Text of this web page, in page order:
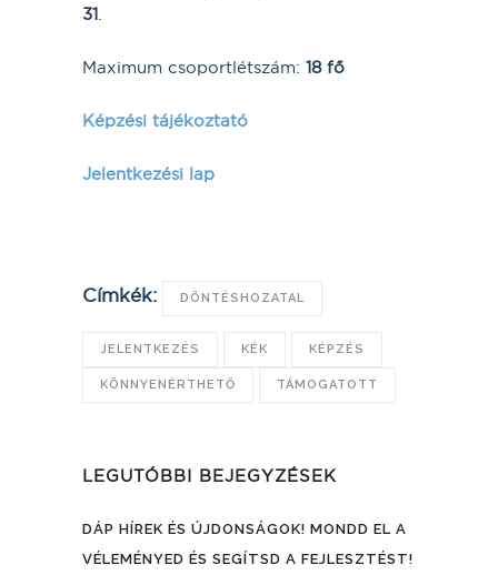
31
Maximum csoportlétszám: 18 fő
Képzési tájékoztató
Jelentkezési lap
Címkék: DÖNTÉSHOZATAL
JELENTKEZÉS KÉK KÉPZÉS
KÖNNYENÉRTHETŐ TÁMOGATOTT
LEGUTÓBBI BEJEGYZÉSEK
DÁP HÍREK ÉS ÚJDONSÁGOK! MONDD EL A
VÉLEMÉNYED ÉS SEGÍTSD A FEJLESZTÉST!